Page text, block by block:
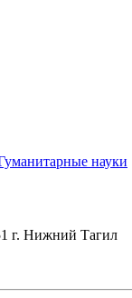
науки
г. Нижний Тагил